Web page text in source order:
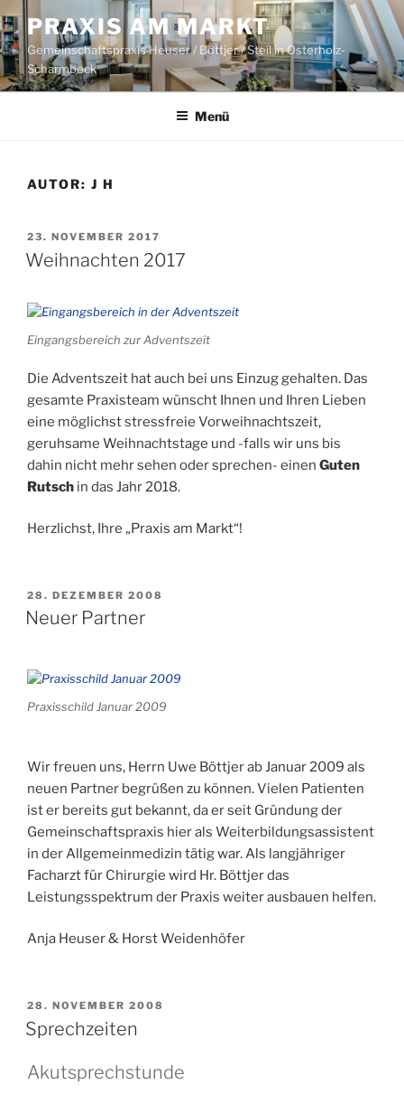
Zum
Inhalt
springen
PRAXIS AM MARKT
Gemeinschaftspraxis Heuser / Böttjer / Steil in Osterholz-
Scharmbeck
Menü
AUTOR: J H
VERÖFFENTLICHT
AM
23. NOVEMBER 2017
Weihnachten 2017
Eingangsbereich zur Adventszeit
Die Adventszeit hat auch bei uns Einzug gehalten. Das
gesamte Praxisteam wünscht Ihnen und Ihren Lieben
eine möglichst stressfreie Vorweihnachtszeit,
geruhsame Weihnachtstage und -falls wir uns bis
dahin nicht mehr sehen oder sprechen- einen Guten
Rutsch in das Jahr 2018.
Herzlichst, Ihre „Praxis am Markt“!
VERÖFFENTLICHT
AM
28. DEZEMBER 2008
Neuer Partner
Praxisschild Januar 2009
Wir freuen uns, Herrn Uwe Böttjer ab Januar 2009 als
neuen Partner begrüßen zu können. Vielen Patienten
ist er bereits gut bekannt, da er seit Gründung der
Gemeinschaftspraxis hier als Weiterbildungsassistent
in der Allgemeinmedizin tätig war. Als langjähriger
Facharzt für Chirurgie wird Hr. Böttjer das
Leistungsspektrum der Praxis weiter ausbauen helfen.
Anja Heuser & Horst Weidenhöfer
VERÖFFENTLICHT
AM
28. NOVEMBER 2008
Sprechzeiten
Akutsprechstunde